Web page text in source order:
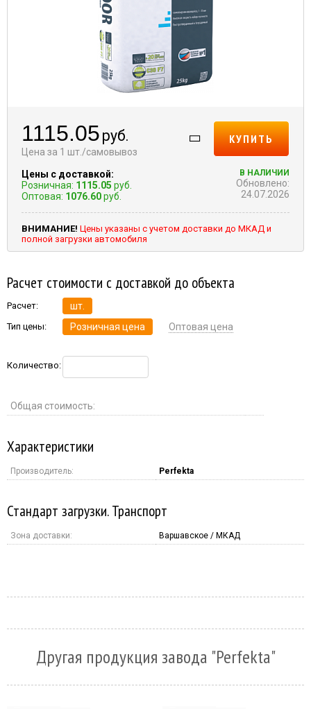
1115.05 руб.
Цена за 1 шт./самовывоз
Цены с доставкой:
Розничная: 1115.05 руб.
Оптовая: 1076.60руб.
КУПИТЬ
В НАЛИЧИИ
Обновлено:
24.07.2026
ВНИМАНИЕ! Цены указаны с учетом доставки до МКАД и
полной загрузки автомобиля
Расчет стоимости с доставкой до объекта
Расчет: шт.
Тип цены: Розничная цена Оптовая цена
Количество:
Общая стоимость:
Характеристики
Производитель: Perfekta
Стандарт загрузки. Транспорт
Зона доставки: Варшавское / МКАД
Другая продукция завода "Perfekta"